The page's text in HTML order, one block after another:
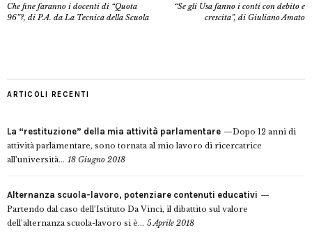
Che fine faranno i docenti di “Quota
96”?, di P.A. da La Tecnica della Scuola
“Se gli Usa fanno i conti con debito e
crescita”, di Giuliano Amato
ARTICOLI RECENTI
La “restituzione” della mia attività parlamentare
Dopo 12 anni di
attività parlamentare, sono tornata al mio lavoro di ricercatrice
all’università... 18 Giugno 2018
Alternanza scuola-lavoro, potenziare contenuti educativi
Partendo dal caso dell’Istituto Da Vinci, il dibattito sul valore
dell’alternanza scuola-lavoro si è... 5 Aprile 2018